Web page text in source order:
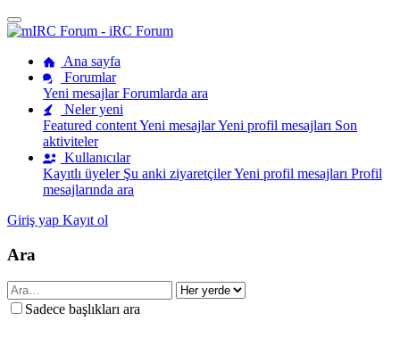
Ana sayfa
Forumlar
Yeni mesajlarForumlarda ara
Neler yeni
Featured contentYeni mesajlarYeni profil mesajları Son
aktiviteler
Kullanıcılar
Kayıtlı üyeler Şu anki ziyaretçilerYeni profil mesajları Profil
mesajlarında ara
Giriş yap Kayıt ol
Ara
Sadece başlıkları ara